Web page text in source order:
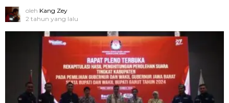
oleh Kang Zey
2 tahun yang lalu